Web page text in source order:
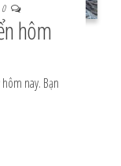
0
hôm
nay. Bạn